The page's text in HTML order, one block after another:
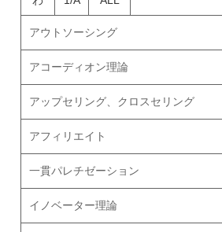
アウトソーシング
アコーディオン理論
アップセリング、クロスセリング
アフィリエイト
一貫パレチゼーション
イノベーター理論